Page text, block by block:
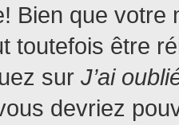
Bien que
toutefois être
sur J’ai
devriez